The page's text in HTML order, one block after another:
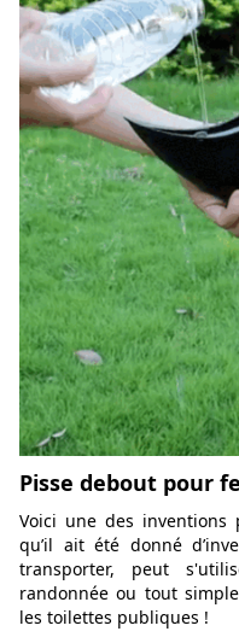
Pisse debout pour
Voici une des inventions
qu’il ait été donné
transporter, peut
randonnée ou tout
les toilettes publiques !